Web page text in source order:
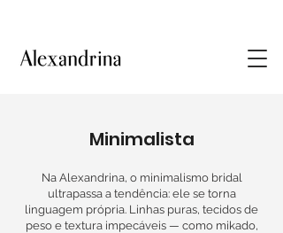
Minimalista
Na Alexandrina, o minimalismo bridal
ultrapassa a tendência: ele se torna
linguagem própria. Linhas puras, tecidos de
peso e textura impecáveis — como mikado,